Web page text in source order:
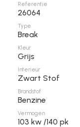
Referentie
26064
Type
Break
Kleur
Grijs
Interieur
Zwart Stof
Brandstof
Benzine
Vermogen
103 kw /140 pk